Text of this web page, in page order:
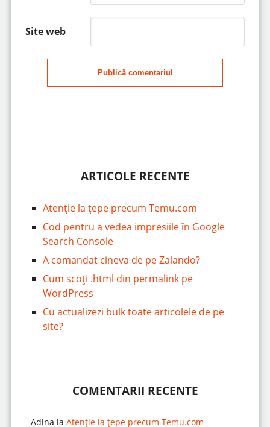
Site web
Publică comentariul
ARTICOLE RECENTE
Atenție la țepe precum Temu.com
Cod pentru a vedea impresiile în Google
Search Console
A comandat cineva de pe Zalando?
Cum scoți .html din permalink pe
WordPress
Cu actualizezi bulk toate articolele de pe
site?
COMENTARII RECENTE
Adina la Atenție la țepe precum Temu.com